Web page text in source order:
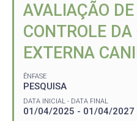
AVALIAÇÃO
CONTROLE
EXTERNA
ÊNFASE
PESQUISA
DATA INICIAL - DATA FINAL
01/04/2025 - 01/04/2027